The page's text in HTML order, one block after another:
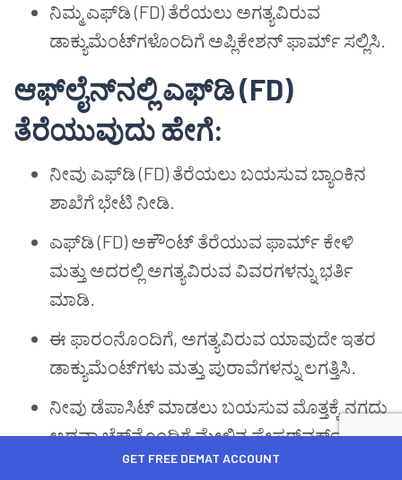
ನಿಮ್ಮ ಎಫ್‌ಡಿ (FD) ತೆರೆಯಲು ಅಗತ್ಯವಿರುವ
ಡಾಕ್ಯುಮೆಂಟ್‌ಗಳೊಂದಿಗೆ ಅಪ್ಲಿಕೇಶನ್ ಫಾರ್ಮ್ ಸಲ್ಲಿಸಿ.
ಆಫ್‌ಲೈನ್‌ನಲ್ಲಿ ಎಫ್‌ಡಿ (FD)
ತೆರೆಯುವುದು ಹೇಗೆ:
ನೀವು ಎಫ್‌ಡಿ (FD) ತೆರೆಯಲು ಬಯಸುವ ಬ್ಯಾಂಕಿನ
ಶಾಖೆಗೆ ಭೇಟಿ ನೀಡಿ.
ಎಫ್‌ಡಿ (FD) ಅಕೌಂಟ್ ತೆರೆಯುವ ಫಾರ್ಮ್ ಕೇಳಿ
ಮತ್ತು ಅದರಲ್ಲಿ ಅಗತ್ಯವಿರುವ ವಿವರಗಳನ್ನು ಭರ್ತಿ
ಮಾಡಿ.
ಈ ಫಾರಂನೊಂದಿಗೆ, ಅಗತ್ಯವಿರುವ ಯಾವುದೇ ಇತರ
ಡಾಕ್ಯುಮೆಂಟ್‌ಗಳು ಮತ್ತು ಪುರಾವೆಗಳನ್ನು ಲಗತ್ತಿಸಿ.
ನೀವು ಡೆಪಾಸಿಟ್ ಮಾಡಲು ಬಯಸುವ ಮೊತ್ತಕ್ಕೆ ನಗದು
ಅಥವಾ ಚೆಕ್‌ನೊಂದಿಗೆ ಮೇಲಿನ ಪೇಪರ್‌ವರ್ಕ್ ಸಲ್ಲಿಸಿ.
GET FREE DEMAT ACCOUNT